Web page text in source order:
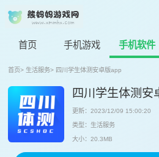
首页 手机游戏 手机软件
首页> 生活服务> 四川学生体测安卓版app
四川学生体测安
更新：2023/12/09 15:00:20
类型：生活服务
大小：20.3MB